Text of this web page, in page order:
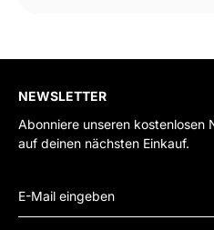
NEWSLETTER
Abonniere unseren kostenlosen
auf deinen nächsten Einkauf.